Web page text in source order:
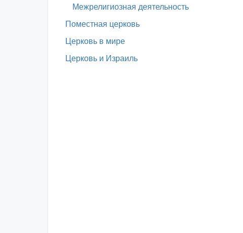
Межрелигиозная деятельность
Поместная церковь
Церковь в мире
Церковь и Израиль